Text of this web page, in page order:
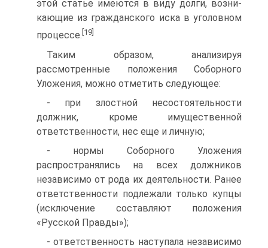
этой статье имеются в виду долги, возни­
кающие из гражданского иска в уголовном
процессе. [19]
Таким образом, анализируя
рассмотренные положения Соборного
Уложения, можно отметить следующее:
- при злостной несостоятельности
должник, кроме имуществен­ной
ответственности, нес еще и личную;
- нормы Соборного Уложения
распространялись на всех должни­ков
независимо от рода их деятельности. Ранее
ответственности подле­жали только купцы
(исключение составляют положения
«Русской Прав­ды»);
- ответственность наступала независимо